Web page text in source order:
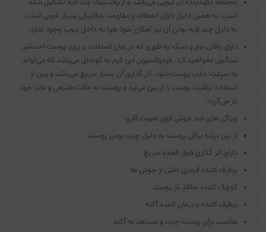
است. به همین دلیل دارای انعطاف و مقاومت مکانیکی بسیار خوبی است.
به دلیل چند لایه بودن آن نیز امکان نفوذ هوا به داخل تیوب وجود ندارد.
دارای بافتی نرم و سبک به طوری که در زمان استفاده بر روی پوست احساس
سنگینی نخواهید کرد. فرمولاسیون این کرم به گونه‌ای می‌باشد که می‌تواند
به سرعت جذب پوست شود. اثر گذاری آن بسیار سریع می‌باشد و پس از
استفاده براقیت پوست را از بین می‌برد و پوست به حالت طبیعی و مات خود
باز می‌گردد.
ویژگی های ضد جوش قوی صورت الارو:
از بین برنده براقی پوست به دلیل چرب بودن پوست
دارای اثر گذاری فوق العاده سریع
برطرف کننده قرمزی ناشی از جوش ها
کوچک کننده منافذ باز پوست
برطرف کننده و درمان کننده آکنه
مناسب برای پوست چرب و مستعد به آکنه